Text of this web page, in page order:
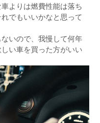
よりは燃費性能は落ち
でもいいかなと思って
いので、我慢して何年
い車を買った方がいい